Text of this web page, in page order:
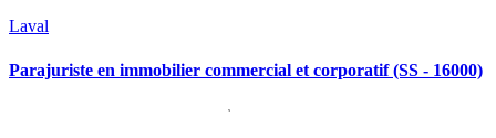
Laval
Parajuriste en immobilier commercial et corporatif (SS - 16000)